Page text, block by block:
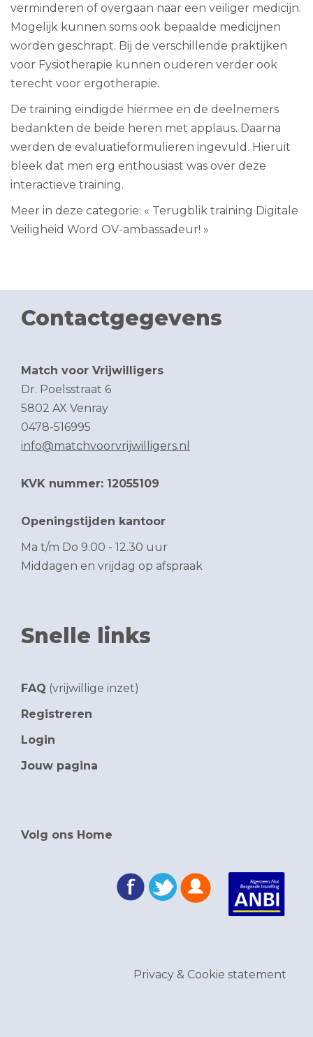
verminderen of overgaan naar een veiliger medicijn.
Mogelijk kunnen soms ook bepaalde medicijnen
worden geschrapt. Bij de verschillende praktijken
voor Fysiotherapie kunnen ouderen verder ook
terecht voor ergotherapie.
De training eindigde hiermee en de deelnemers
bedankten de beide heren met applaus. Daarna
werden de evaluatieformulieren ingevuld. Hieruit
bleek dat men erg enthousiast was over deze
interactieve training.
Meer in deze categorie: « Terugblik training Digitale
Veiligheid Word OV-ambassadeur! »
Contactgegevens
Match voor Vrijwilligers
Dr. Poelsstraat 6
5802 AX Venray
0478-516995
info@matchvoorvrijwilligers.nl
KVK nummer: 12055109
Openingstijden kantoor
Ma t/m Do 9.00 - 12.30 uur
Middagen en vrijdag op afspraak
Snelle links
FAQ (vrijwillige inzet)
Registreren
Login
Jouw pagina
Volg ons Home
Privacy & Cookie statement